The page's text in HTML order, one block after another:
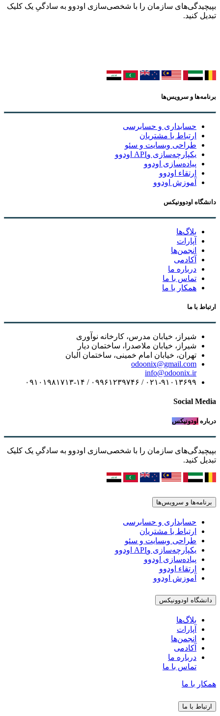
بپیچیدگی‌های سازمان را با شخصی‌سازی اودوو به سادگیِ یک کلیک
تبدیل کنید.
برنامه‌ها و سرویس‌ها
حسابداری و حسابرسی
ارتباط با مشتریان
طراحی وبسایت و سئو
یکپارچه‌سازی وAPI اودوو
پیاده‌سازی اودوو
ارتقاء اودوو
آموزش اودوو
دانشگاه اودوونیکس
بلاگ‌ها
آپارات
انجمن‌ها
آکادمی
درباره ما
تماس با ما
همکار با ما
ارتباط با ما
شیراز، خیابان مدرس، کارخانه نوآوری
شیراز، خیابان ملاصدرا، ساختمان دیار
تهران، خیابان امام خمینی، ساختمان البان
odoonix@gmail.com
info@odoonix.ir
۰۲۱-۹۱۰۱۳۶۹۹ / ۰۹۹۶۱۲۳۹۷۴۶ / ۰۹۱۰۱۹۸۱۷۱۳-۱۴
Social Media
درباره اودونیکس
بپیچیدگی‌های سازمان را با شخصی‌سازی اودوو به سادگیِ یک کلیک
تبدیل کنید.
برنامه‌ها و سرویس‌ها
حسابداری و حسابرسی
ارتباط با مشتریان
طراحی وبسایت و سئو
یکپارچه‌سازی وAPI اودوو
پیاده‌سازی اودوو
ارتقاء اودوو
آموزش اودوو
دانشگاه اودوونیکس
بلاگ‌ها
آپارات
انجمن‌ها
آکادمی
درباره ما
تماس با ما
همکار با ما
ارتباط با ما